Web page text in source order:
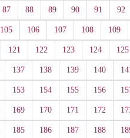
87 88 89 90 91 92
105 106 107 108 109
121 122 123 124 125
137 138 139 140
153 154 155 156
169 170 171 172
185 186 187 188